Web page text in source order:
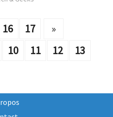
10 11 12
13
16 17 »